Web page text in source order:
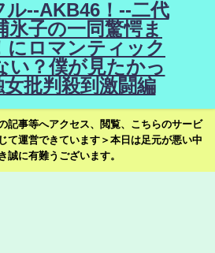
ル--AKB46！--二代
氷子の一同驚愕ま
にロマンティック
い？僕が見たかっ
批判殺到激闘編
記事等へアクセス、閲覧、こちらのサービ
て運営できています＞本日は足元が悪い中
誠に有難うございます。